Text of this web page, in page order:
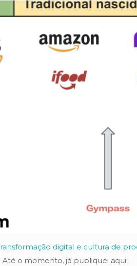
digital e cultura de
o momento, já publiquei aqui: